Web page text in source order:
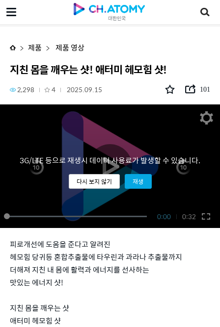
대한민국
지친 몸을 깨우는 샷! 애터미 헤모힘 샷!
제품 제품 영상
지친 몸을 깨우는 샷! 애터미 헤모힘 샷!
2,298 4 2025.09.15 101
0:00 0:32
3G/LTE 등으로 재생시 데이터 사용료가 발생할 수 있습니다.
다시 보지 않기 재생
피로개선에 도움을 준다고 알려진
헤모힘 당귀등 혼합추출물에 타우린과 과라나 추출물까지
더해져 지친 내 몸에 활력과 에너지를 선사하는
맛있는 에너지 샷!
지친 몸을 깨우는 샷
애터미 헤모힘 샷